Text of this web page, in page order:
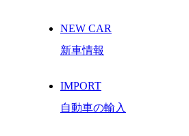
NEW CAR
新車情報
IMPORT
自動車の輸入